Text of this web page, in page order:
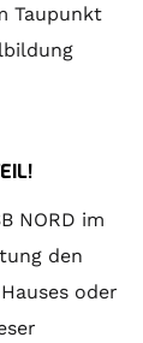
Taupunkt
NORD im
den
oder